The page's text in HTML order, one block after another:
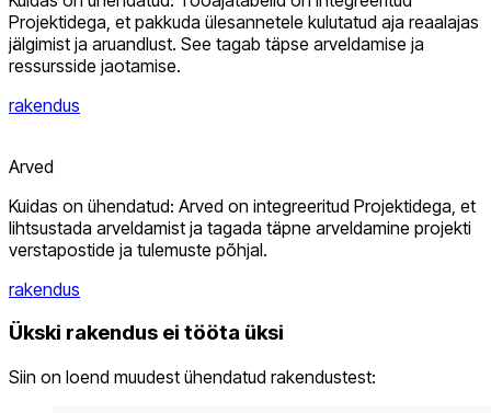
Projektidega, et pakkuda ülesannetele kulutatud aja reaalajas
jälgimist ja aruandlust. See tagab täpse arveldamise ja
ressursside jaotamise.
rakendus
Arved
Kuidas on ühendatud: Arved on integreeritud Projektidega, et
lihtsustada arveldamist ja tagada täpne arveldamine projekti
verstapostide ja tulemuste põhjal.
rakendus
Ükski rakendus ei tööta üksi
Siin on loend muudest ühendatud rakendustest: